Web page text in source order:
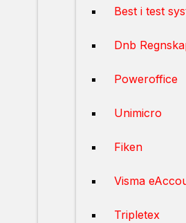
Best i test
Dnb
Poweroffice
Unimicro
Fiken
Visma
Tripletex